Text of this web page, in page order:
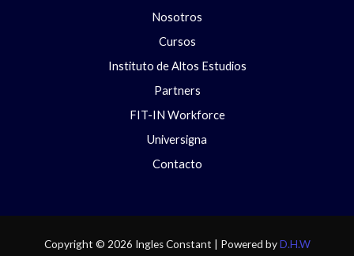
Nosotros
Cursos
Instituto de Altos Estudios
Partners
FIT-IN Workforce
Universigna
Contacto
Copyright © 2026 Ingles Constant | Powered byD.H.W